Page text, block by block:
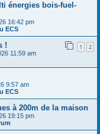
énergies bois-fuel-
16:42 pm
ECS
! 1 2
11:59 am
9:57 am
ECS
à 200m de la maison
19:15 pm